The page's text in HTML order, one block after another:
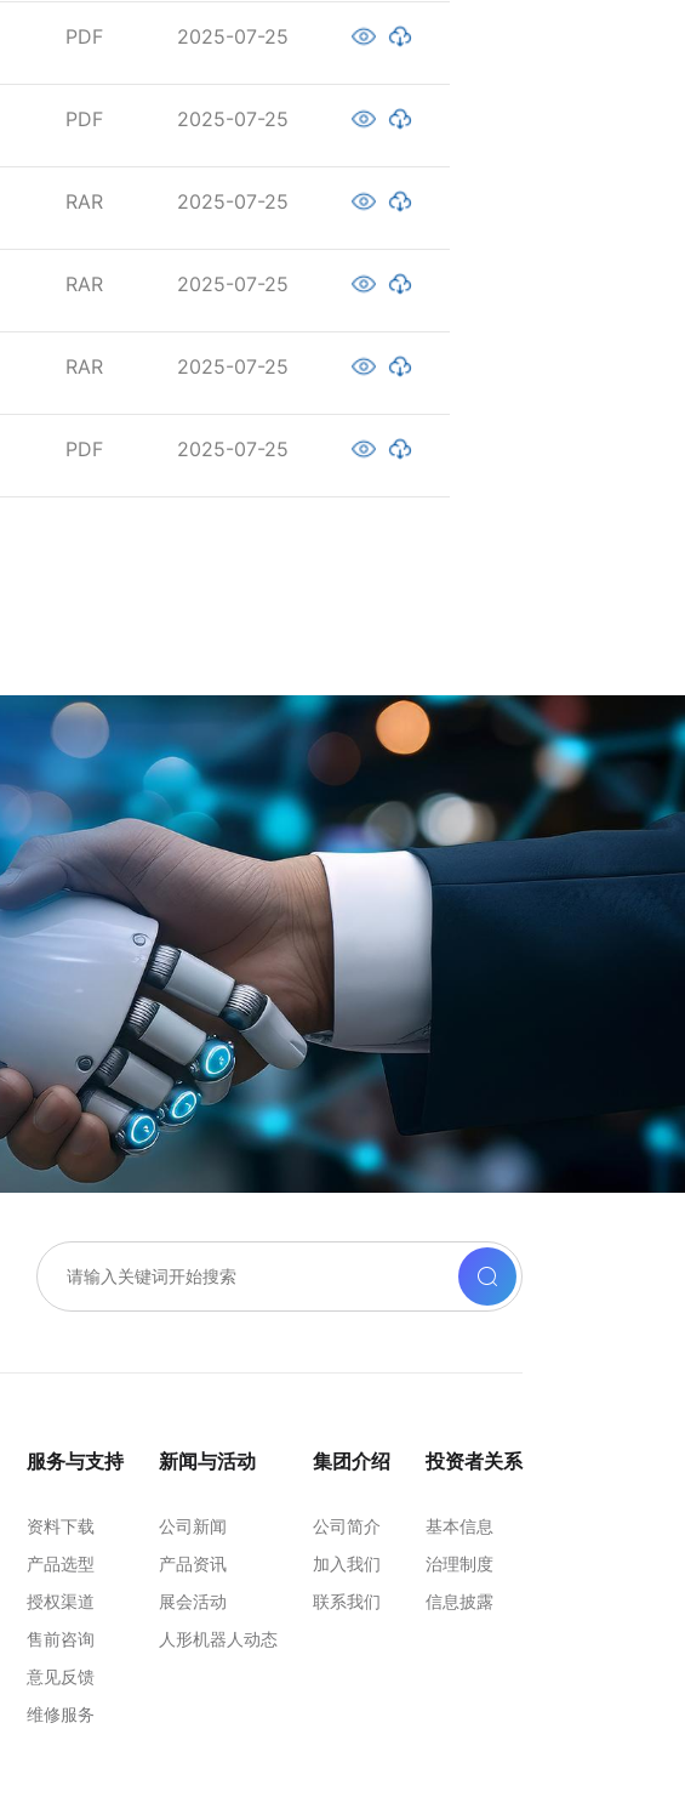
PDF 2025-07-25
PDF 2025-07-25
RAR 2025-07-25
RAR 2025-07-25
RAR 2025-07-25
PDF 2025-07-25
服务与支持
资料下载
产品选型
授权渠道
售前咨询
意见反馈
维修服务
新闻与活动
公司新闻
产品资讯
展会活动
人形机器人动态
集团介绍
公司简介
加入我们
联系我们
投资者关系
基本信息
治理制度
信息披露